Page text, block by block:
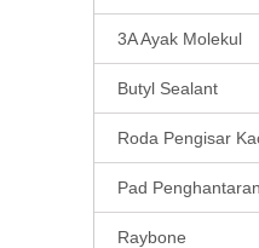
3A Ayak Molekul
Butyl Sealant
Roda Pengisar
Pad
Raybone